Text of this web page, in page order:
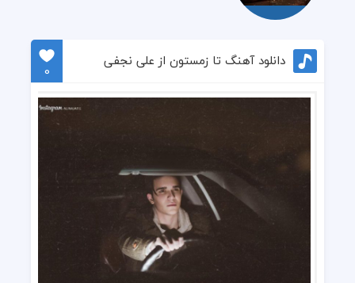
دانلود آهنگ تا زمستون از علی نجفی
0